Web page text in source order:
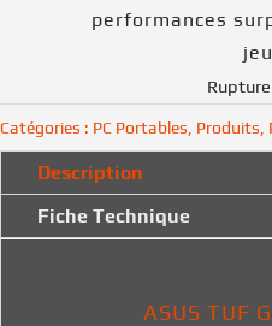
performances
Catégories : PC Portables Produits
Description
Fiche Technique
ASUS TUF